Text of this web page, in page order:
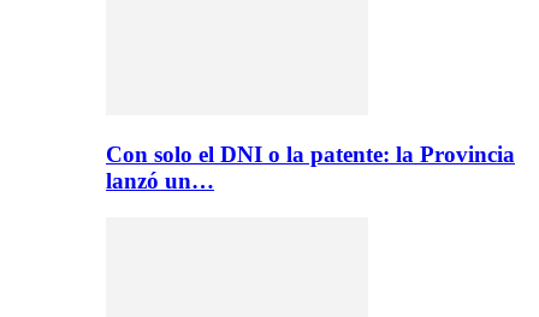
Con solo el DNI o la patente: la Provincia
lanzó un…